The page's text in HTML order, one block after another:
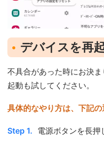
デバイスを再
不具合があった時にお決
起動も試してください。
具体的なやり方は、下記の
Step 1. 電源ボタンを長押